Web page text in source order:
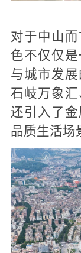
对于中山
色不仅仅
与城市发
石岐万象汇
还引入了
品质生活场